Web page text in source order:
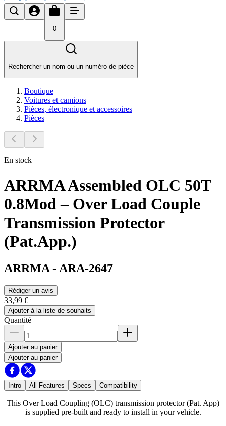
0
Rechercher un nom ou un numéro de pièce
Boutique
Voitures et camions
Pièces, électronique et accessoires
Pièces
En stock
ARRMA Assembled OLC 50T
0.8Mod – Over Load Couple
Transmission Protector
(Pat.App.)
ARRMA - ARA-2647
Rédiger un avis
33,99 €
Ajouter à la liste de souhaits
Quantité
Ajouter au panier
Ajouter au panier
Intro All Features Specs Compatibility
This Over Load Coupling (OLC) transmission protector (Pat. App)
is supplied pre-built and ready to install in your vehicle.